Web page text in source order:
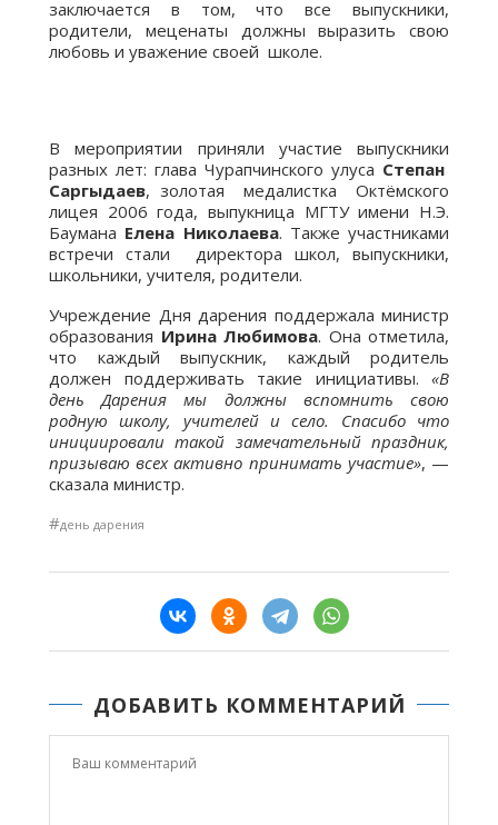
заключается в том, что все выпускники,
родители, меценаты должны выразить свою
любовь и уважение своей школе.
В мероприятии приняли участие выпускники
разных лет: глава Чурапчинского улуса Степан
Саргыдаев, золотая медалистка Октёмского
лицея 2006 года, выпукница МГТУ имени Н.Э.
Баумана Елена Николаева. Также участниками
встречи стали директора школ, выпускники,
школьники, учителя, родители.
Учреждение Дня дарения поддержала министр
образования Ирина Любимова. Она отметила,
что каждый выпускник, каждый родитель
должен поддерживать такие инициативы. «В
день Дарения мы должны вспомнить свою
родную школу, учителей и село. Спасибо что
инициировали такой замечательный праздник,
призываю всех активно принимать участие», —
сказала министр.
#день дарения
ДОБАВИТЬ КОММЕНТАРИЙ